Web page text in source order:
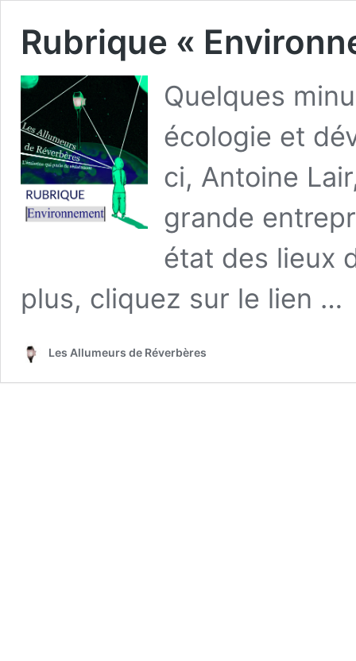
Rubrique «
Quelques
écologie et
ci, Antoine
grande
état des lieux
plus, cliquez sur le lien …
Les Allumeurs de Réverbères